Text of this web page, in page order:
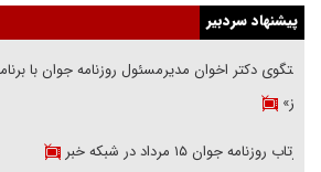
پیشنهاد سردبیر
گفتگوی دکتر اخوان مدیرمسئول روزنامه جوان با
هرمز»
بازتاب روزنامه جوان ۱۵ مرداد در شبکه خبر